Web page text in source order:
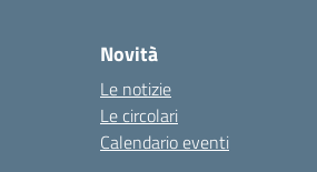
Novità
Le notizie
Le circolari
Calendario eventi